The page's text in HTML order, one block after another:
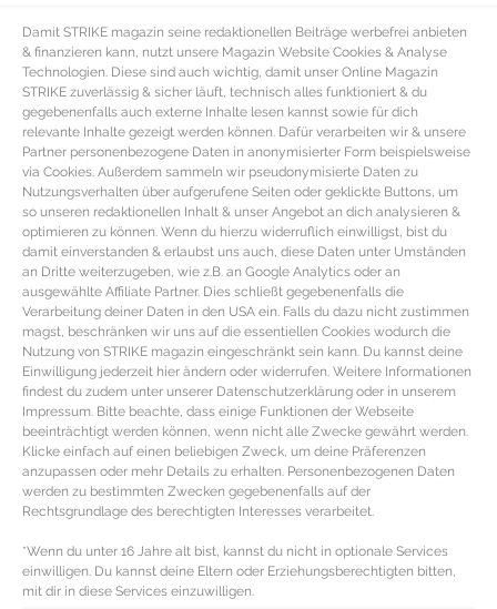
Damit STRIKE magazin seine redaktionellen Beiträge werbefrei anbieten
& finanzieren kann, nutzt unsere Magazin Website Cookies & Analyse
Technologien. Diese sind auch wichtig, damit unser Online Magazin
STRIKE zuverlässig & sicher läuft, technisch alles funktioniert & du
gegebenenfalls auch externe Inhalte lesen kannst sowie für dich
relevante Inhalte gezeigt werden können. Dafür verarbeiten wir & unsere
Partner personenbezogene Daten in anonymisierter Form beispielsweise
via Cookies. Außerdem sammeln wir pseudonymisierte Daten zu
Nutzungsverhalten über aufgerufene Seiten oder geklickte Buttons, um
so unseren redaktionellen Inhalt & unser Angebot an dich analysieren &
optimieren zu können. Wenn du hierzu widerruflich einwilligst, bist du
damit einverstanden & erlaubst uns auch, diese Daten unter Umständen
an Dritte weiterzugeben, wie z.B. an Google Analytics oder an
ausgewählte Affiliate Partner. Dies schließt gegebenenfalls die
Verarbeitung deiner Daten in den USA ein. Falls du dazu nicht zustimmen
magst, beschränken wir uns auf die essentiellen Cookies wodurch die
Nutzung von STRIKE magazin eingeschränkt sein kann. Du kannst deine
Einwilligung jederzeit hier ändern oder widerrufen. Weitere Informationen
findest du zudem unter unserer Datenschutzerklärung oder in unserem
Impressum. Bitte beachte, dass einige Funktionen der Webseite
beeinträchtigt werden können, wenn nicht alle Zwecke gewährt werden.
Klicke einfach auf einen beliebigen Zweck, um deine Präferenzen
anzupassen oder mehr Details zu erhalten. Personenbezogenen Daten
werden zu bestimmten Zwecken gegebenenfalls auf der
Rechtsgrundlage des berechtigten Interesses verarbeitet.
*Wenn du unter 16 Jahre alt bist, kannst du nicht in optionale Services
einwilligen. Du kannst deine Eltern oder Erziehungsberechtigten bitten,
mit dir in diese Services einzuwilligen.
REZEPT – Festlicher Braten vom
Rehrücken mit Trüffelbutter und
Ofengemüse
Ofengemüse Zutaten für den festlichen Braten vom
Rehrücken 1,9 kg Rehrücken Wildgewürz